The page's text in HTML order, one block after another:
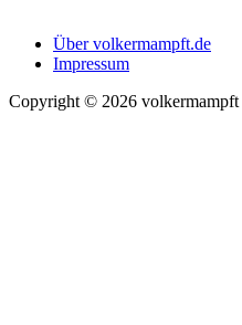
Über volkermampft.de
Impressum
Copyright © 2026 volkermampft